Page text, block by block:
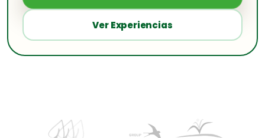
Ver Experiencias